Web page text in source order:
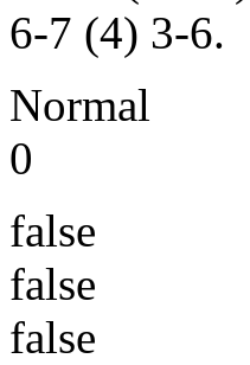
6-7 (4) 3-6.
Normal
0
false
false
false